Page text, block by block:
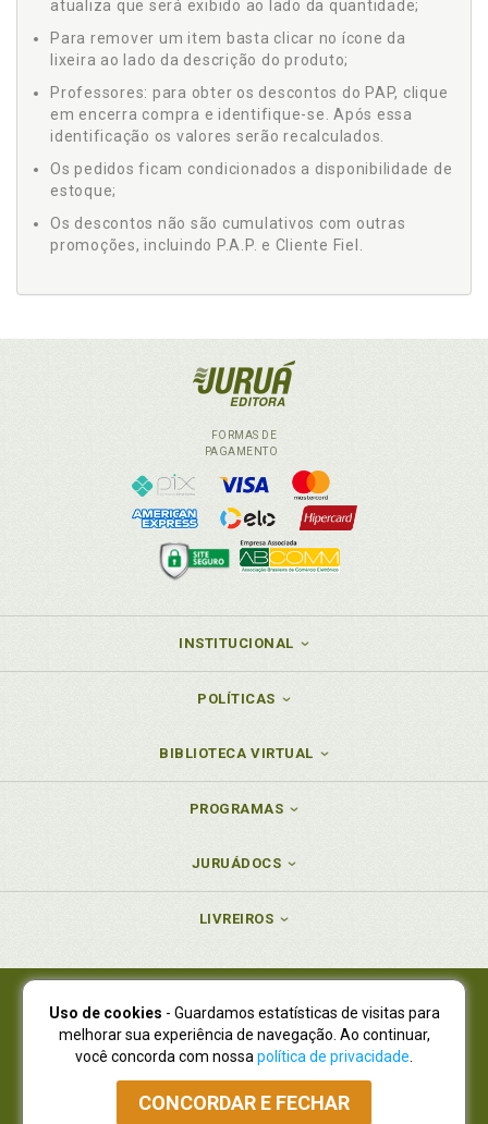
atualiza que será exibido ao lado da quantidade;
Para remover um item basta clicar no ícone da
lixeira ao lado da descrição do produto;
Professores: para obter os descontos do PAP, clique
em encerra compra e identifique-se. Após essa
identificação os valores serão recalculados.
Os pedidos ficam condicionados a disponibilidade de
estoque;
Os descontos não são cumulativos com outras
promoções, incluindo P.A.P. e Cliente Fiel.
FORMAS DE
PAGAMENTO
INSTITUCIONAL
POLÍTICAS
BIBLIOTECA VIRTUAL
PROGRAMAS
JURUÁDOCS
LIVREIROS
Juruá Editora Ltda., CNPJ 77.535.508/0001-19
Juruá Informática Ltda., CNPJ 01.701.561/0001-80
NOVO ENDEREÇO:R. Flávio Dallegrave, 7665, São Lourenço |
Curitiba - Paraná - CEP 82210-310
Atendimento: (41) 4009-3900|Vendas Atacado: (41) 4009-3939
Uso de cookies - Guardamos estatísticas de visitas para
melhorar sua experiência de navegação. Ao continuar,
você concorda com nossa política de privacidade
CONCORDAR E FECHAR